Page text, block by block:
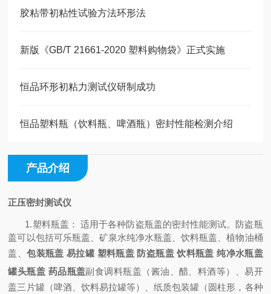
胶粘带初粘性试验方法环形法
新版《GB/T 21661-2020 塑料购物袋》正式实施
恒品环形初粘力测试仪研制成功
恒品塑料瓶（饮料瓶、啤酒瓶）密封性能检测介绍
产品介绍
正压密封测试仪
1.塑料瓶盖：适用于各种防盗瓶盖的密封性能测试。防盗瓶
盖可以包括可乐瓶盖、矿泉水纯净水瓶盖、饮料瓶盖、植物油桶
盖、包装瓶盖 易拉罐 塑料瓶盖 防盗瓶盖 饮料瓶盖 纯净水瓶盖
罐头瓶盖 药品瓶盖副食调料瓶盖（酱油、醋、料酒等）、易开
盖三片罐（啤酒、饮料易拉罐等）、纸质包装罐（圆柱形，各种